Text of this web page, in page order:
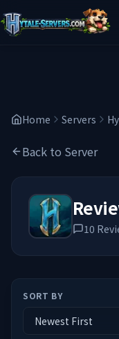
Home Servers
Back to Server
10
SORT BY